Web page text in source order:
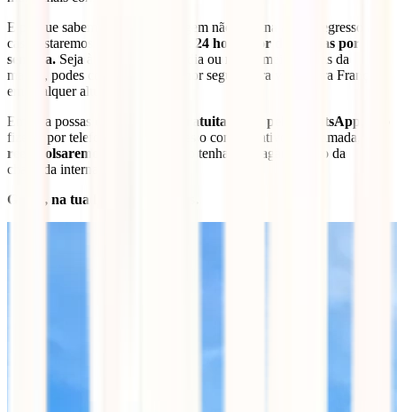
E porque sabemos que a tua viagem não termina até ao regresso a
casa, estaremos sempre lá para ti:
24 horas por dia, 7 dias por
semana. Seja à noite, durante o dia ou nas primeiras horas da
manhã, podes contar com o melhor seguro para viajar para França
em qualquer altura.
Embora possas
contactar-nos gratuitamente pela WhatsApp
fizeres por telefone e nos enviares o comprovativo da chamada,
reembolsaremos-te
para que não tenhas de pagar o custo da
chamada internacional.
Grátis, na tua língua e 24 horas.